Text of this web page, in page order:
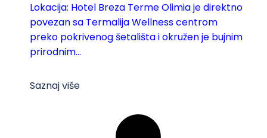
Lokacija: Hotel Breza Terme Olimia je direktno
povezan sa Termalija Wellness centrom
preko pokrivenog šetališta i okružen je bujnim
prirodnim...
Saznaj više